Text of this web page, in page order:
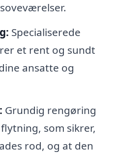
Specialiserede
et rent og sundt
ansatte og
Grundig rengøring
som sikrer,
rod, og at den